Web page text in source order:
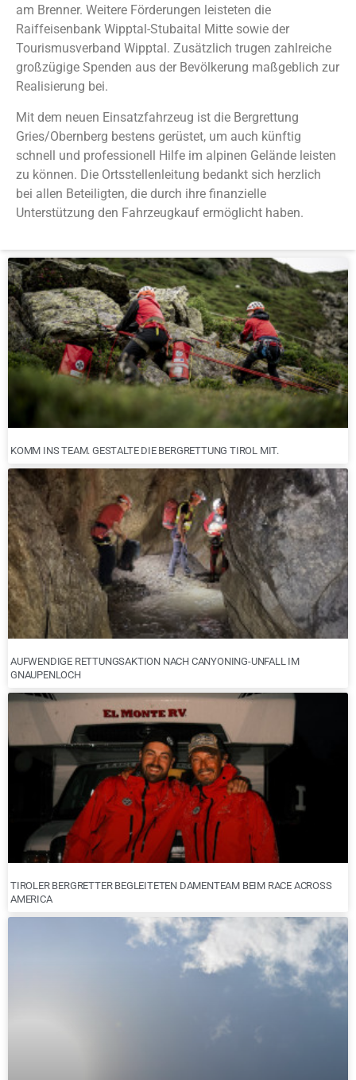
am Brenner. Weitere Förderungen leisteten die
Raiffeisenbank Wipptal-Stubaital Mitte sowie der
Tourismusverband Wipptal. Zusätzlich trugen zahlreiche
großzügige Spenden aus der Bevölkerung maßgeblich zur
Realisierung bei.
Mit dem neuen Einsatzfahrzeug ist die Bergrettung
Gries/Obernberg bestens gerüstet, um auch künftig
schnell und professionell Hilfe im alpinen Gelände leisten
zu können. Die Ortsstellenleitung bedankt sich herzlich
bei allen Beteiligten, die durch ihre finanzielle
Unterstützung den Fahrzeugkauf ermöglicht haben.
KOMM INS TEAM. GESTALTE DIE BERGRETTUNG TIROL MIT.
AUFWENDIGE RETTUNGSAKTION NACH CANYONING-UNFALL IM
GNAUPENLOCH
TIROLER BERGRETTER BEGLEITETEN DAMENTEAM BEIM RACE ACROSS
AMERICA